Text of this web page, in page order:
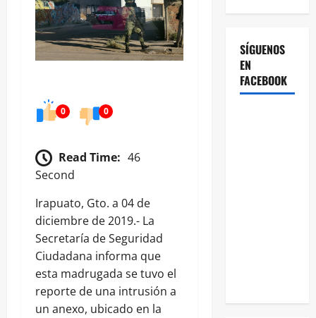
0 0
Read Time: 46
Second
Irapuato, Gto. a 04 de
diciembre de 2019.- La
Secretaría de Seguridad
Ciudadana informa que
esta madrugada se tuvo el
reporte de una intrusión a
un anexo, ubicado en la
SÍGUENOS
EN
FACEBOOK